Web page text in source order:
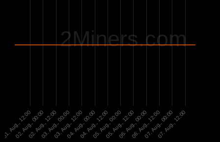
2Miners.com
01. Aug., 12:00
02. Aug., 00:00
02. Aug., 12:00
03. Aug., 00:00
03. Aug., 12:00
04. Aug., 00:00
04. Aug., 12:00
05. Aug., 00:00
05. Aug., 12:00
06. Aug., 00:00
06. Aug., 12:00
07. Aug., 00:00
07. Aug., 12:00